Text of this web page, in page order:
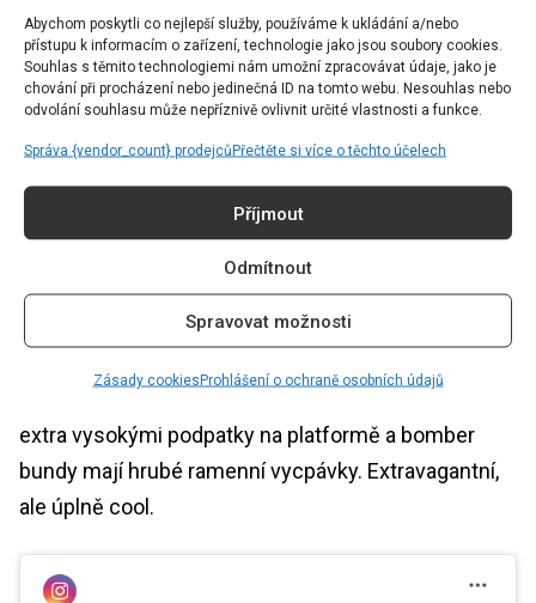
Abychom poskytli co nejlepší služby, používáme k ukládání a/nebo
přístupu k informacím o zařízení, technologie jako jsou soubory cookies.
Souhlas s těmito technologiemi nám umožní zpracovávat údaje, jako je
chování při procházení nebo jedinečná ID na tomto webu. Nesouhlas nebo
odvolání souhlasu může nepříznivě ovlivnit určité vlastnosti a funkce.
Správa {vendor_count} prodejcůPřečtěte si více o těchto účelech
Příjmout
Odmítnout
Spravovat možnosti
Zásady cookiesProhlášení o ochraně osobních údajů
Kliknutím přijmete marketing souborů
cookie a povolíte tento obsah
Plateau, bombery & Co.
extra vysokými podpatky na platformě a bomber
bundy mají hrubé ramenní vycpávky. Extravagantní,
ale úplně cool.